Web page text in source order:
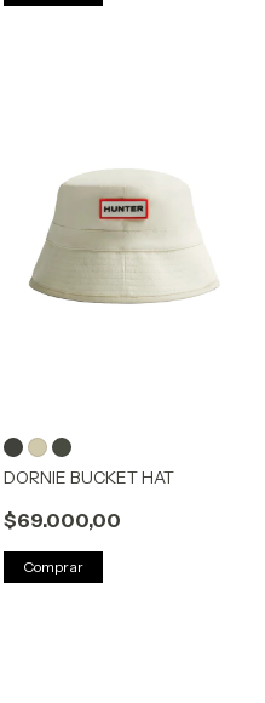
DORNIE BUCKET HAT
$69.000,00
Comprar